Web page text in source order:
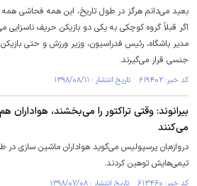
بعید می‌دانم هرگز در طول تاریخ، این همه فحاشی همه
اگر قبلاً گروه کوچکی به یکی دو بازیکن حریف ناسزایی
مدیر باشگاه، رئیس فدراسیون، وزیر ورزش و حتی
جنسی قرار می‌گیرند.
کد خبر: ۶۱۹۴۰۲ تاریخ انتشار : ۱۳۹۸/۰۸/۱۱
می‌کنند
دروازه‌بان پرسپولیس می‌گوید هواداران ماشین سازی در
تیمی‌هایش توهین کردند.
کد خبر: ۶۱۳۴۶۰ تاریخ انتشار : ۱۳۹۸/۰۷/۰۸